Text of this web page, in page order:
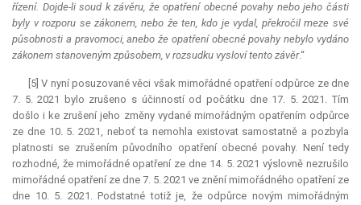
řízení. Dojde-li soud k závěru, že opatření obecné povahy nebo jeho části
byly v rozporu se zákonem, nebo že ten, kdo je vydal, překročil meze své
působnosti a pravomoci, anebo že opatření obecné povahy nebylo vydáno
zákonem stanoveným způsobem, v rozsudku vysloví tento závěr.“
[5] V nyní posuzované věci však mimořádné opatření odpůrce ze dne
7. 5. 2021 bylo zrušeno s účinností od počátku dne 17. 5. 2021. Tím
došlo i ke zrušení jeho změny vydané mimořádným opatřením odpůrce
ze dne 10. 5. 2021, neboť ta nemohla existovat samostatně a pozbyla
platnosti se zrušením původního opatření obecné povahy. Není tedy
rozhodné, že mimořádné opatření ze dne 14. 5. 2021 výslovně nezrušilo
mimořádné opatření ze dne 7. 5. 2021 ve znění mimořádného opatření ze
dne 10. 5. 2021. Podstatné totiž je, že odpůrce novým mimořádným